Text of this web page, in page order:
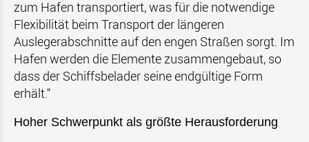
zum Hafen transportiert, was für die notwendige
Flexibilität beim Transport der längeren
Auslegerabschnitte auf den engen Straßen sorgt. Im
Hafen werden die Elemente zusammengebaut, so
dass der Schiffsbelader seine endgültige Form
erhält.“
Hoher Schwerpunkt als größte Herausforderung